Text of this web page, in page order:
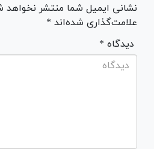
نشانی ایمیل شما منتشر
علامت‌گذاری شده‌اند *
* دیدگاه